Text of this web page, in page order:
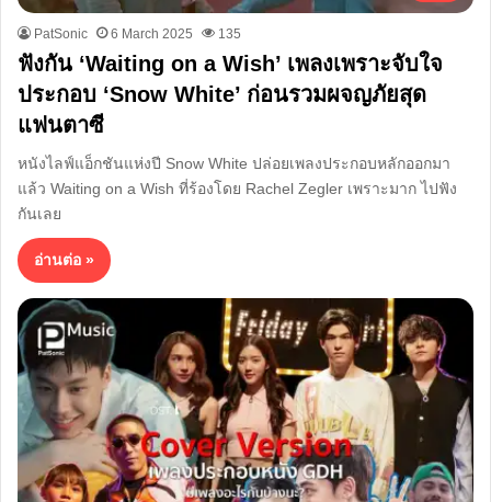
PatSonic 6 March 2025 135
ฟังกัน ‘Waiting on a Wish’ เพลงเพราะจับใจ
ประกอบ ‘Snow White’ ก่อนรวมผจญภัยสุด
แฟนตาซี
หนังไลฟ์แอ็กชันแห่งปี Snow White ปล่อยเพลงประกอบหลักออกมา
แล้ว Waiting on a Wish ที่ร้องโดย Rachel Zegler เพราะมาก ไปฟัง
กันเลย
อ่านต่อ »